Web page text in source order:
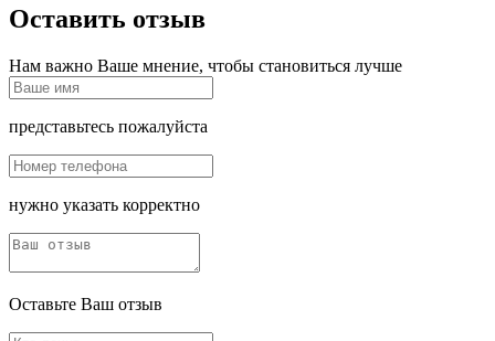
Оставить отзыв
Нам важно Ваше мнение, чтобы становиться лучше
представьтесь пожалуйста
нужно указать корректно
Оставьте Ваш отзыв